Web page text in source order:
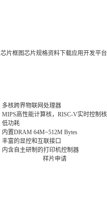
芯片框图芯片规格资料下载应用开发平台
多核跨界物联网处理器
MIPS高性能计算核，RISC-V实时控制核
低功耗
内置DRAM 64M~512M Bytes
丰富的显控和互联接口
内含自主研制的打印机控制器
样片申请